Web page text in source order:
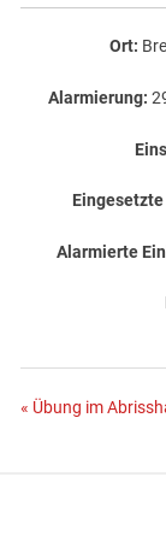
Ort:
Alarmierung:
Alarmierte
« Übung im